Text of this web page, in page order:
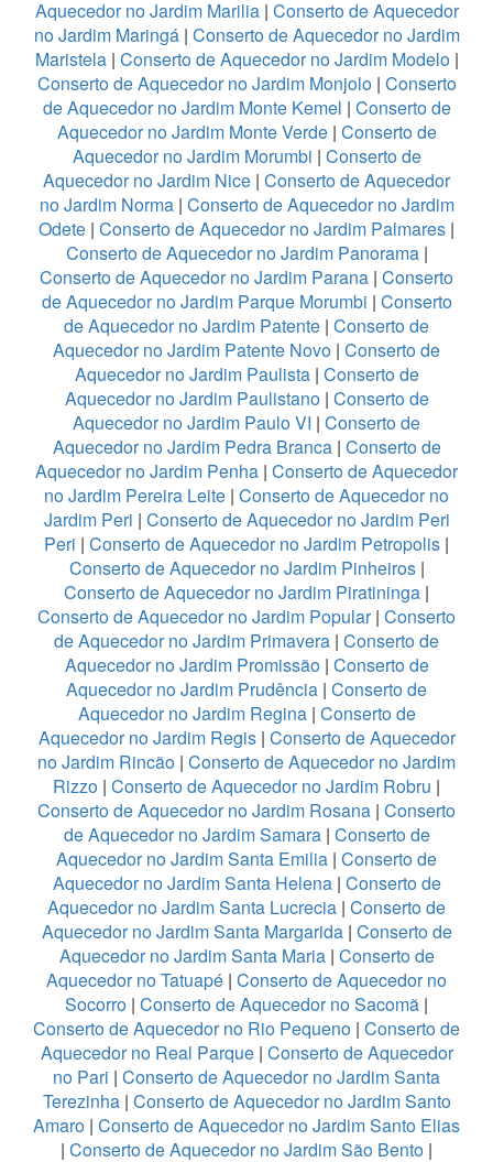
Aquecedor no Jardim Marilia| Conserto de Aquecedor
no Jardim Maringá| Conserto de Aquecedor no Jardim
Maristela| Conserto de Aquecedor no Jardim Modelo|
Conserto de Aquecedor no Jardim Monjolo| Conserto
de Aquecedor no Jardim Monte Kemel | Conserto de
Aquecedor no Jardim Monte Verde| Conserto de
Aquecedor no Jardim Morumbi | Conserto de
Aquecedor no Jardim Nice | Conserto de Aquecedor
no Jardim Norma| Conserto de Aquecedor no Jardim
Odete | Conserto de Aquecedor no Jardim Palmares |
Conserto de Aquecedor no Jardim Panorama|
Conserto de Aquecedor no Jardim Parana | Conserto
de Aquecedor no Jardim Parque Morumbi | Conserto
de Aquecedor no Jardim Patente | Conserto de
Aquecedor no Jardim Patente Novo | Conserto de
Aquecedor no Jardim Paulista| Conserto de
Aquecedor no Jardim Paulistano| Conserto de
Aquecedor no Jardim Paulo VI | Conserto de
Aquecedor no Jardim Pedra Branca| Conserto de
Aquecedor no Jardim Penha | Conserto de Aquecedor
no Jardim Pereira Leite | Conserto de Aquecedor no
Jardim Peri | Conserto de Aquecedor no Jardim Peri
Peri | Conserto de Aquecedor no Jardim Petropolis |
Conserto de Aquecedor no Jardim Pinheiros|
Conserto de Aquecedor no Jardim Piratininga |
Conserto de Aquecedor no Jardim Popular| Conserto
de Aquecedor no Jardim Primavera | Conserto de
Aquecedor no Jardim Promissão| Conserto de
Aquecedor no Jardim Prudência | Conserto de
Aquecedor no Jardim Regina| Conserto de
Aquecedor no Jardim Regis| Conserto de Aquecedor
no Jardim Rincão | Conserto de Aquecedor no Jardim
Rizzo | Conserto de Aquecedor no Jardim Robru |
Conserto de Aquecedor no Jardim Rosana | Conserto
de Aquecedor no Jardim Samara| Conserto de
Aquecedor no Jardim Santa Emilia | Conserto de
Aquecedor no Jardim Santa Helena| Conserto de
Aquecedor no Jardim Santa Lucrecia | Conserto de
Aquecedor no Jardim Santa Margarida| Conserto de
Aquecedor no Jardim Santa Maria| Conserto de
Aquecedor no Tatuapé | Conserto de Aquecedor no
Socorro | Conserto de Aquecedor no Sacomã |
Conserto de Aquecedor no Rio Pequeno | Conserto de
Aquecedor no Real Parque| Conserto de Aquecedor
no Pari | Conserto de Aquecedor no Jardim Santa
Terezinha| Conserto de Aquecedor no Jardim Santo
Amaro | Conserto de Aquecedor no Jardim Santo Elias
| Conserto de Aquecedor no Jardim São Bento |